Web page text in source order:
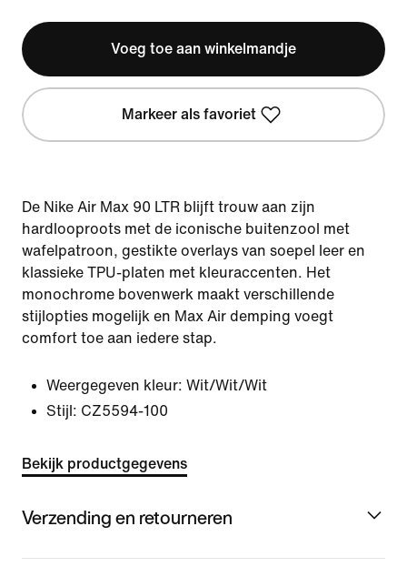
Voeg toe aan winkelmandje
Markeer als favoriet
De Nike Air Max 90 LTR blijft trouw aan zijn
hardlooproots met de iconische buitenzool met
wafelpatroon, gestikte overlays van soepel leer en
klassieke TPU-platen met kleuraccenten. Het
monochrome bovenwerk maakt verschillende
stijlopties mogelijk en Max Air demping voegt
comfort toe aan iedere stap.
Weergegeven kleur: Wit/Wit/Wit
Stijl: CZ5594-100
Bekijk productgegevens
Verzending en retourneren